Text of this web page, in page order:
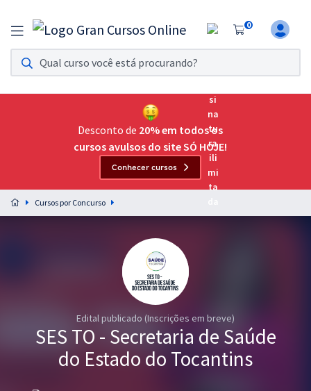
0
Assinatura Ilimitada 11
Acesso a todos os cursos. Teste grátis por 7 dias!
Assinatura OAB Até Passar
Acesso ilimitado a toda preparação para o Exame da
Preparação completa e intensiva para as principais
residências em saúde do Brasil
Graduação
Desconto de 20% em todos os
cursos avulsos do site SÓ HOJE!
Conhecer cursos
Cursos por Concurso
Edital publicado (Inscrições em breve)
SES TO - Secretaria de Saúde
do Estado do Tocantins